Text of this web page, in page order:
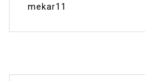
mekar11